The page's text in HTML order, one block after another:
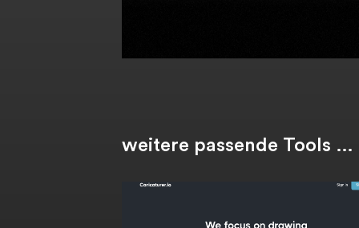
weitere passende Tools …